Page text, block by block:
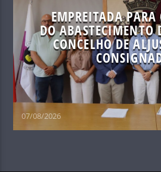
EMPREITADA PARA
DO ABASTECIMENTO
CONCELHO DE
07/08/2026